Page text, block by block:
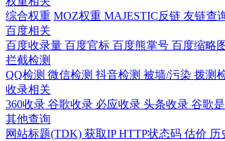
综合权重 MOZ权重 MAJESTIC反链 友链查
百度相关
百度收录量 百度官标 百度熊掌号 百度缩略
拦截检测
QQ检测 微信检测 抖音检测 被墙/污染 拨测
收录相关
360收录 谷歌收录 必应收录 头条收录 谷歌
其他查询
网站标题(TDK) 获取IPHTTP状态码 估价 历